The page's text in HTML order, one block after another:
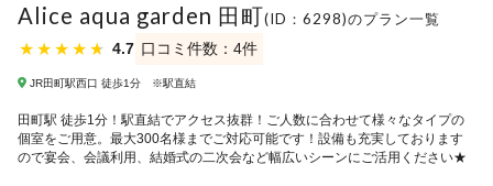
Alice aqua garden 田町(ID：6298)のプラン一覧
★ ★ ★ ★ ★ 4.7 口コミ件数：4件
JR田町駅西口 徒歩1分 ※駅直結
田町駅 徒歩1分！駅直結でアクセス抜群！ご人数に合わせて様々なタイプの
個室をご用意。最大300名様までご対応可能です！設備も充実しております
ので宴会、会議利用、結婚式の二次会など幅広いシーンにご活用ください★